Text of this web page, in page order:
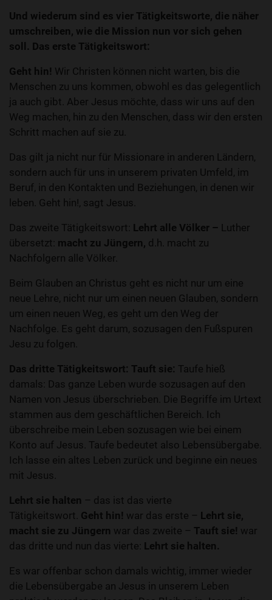
Und wiederum sind es vier Tätigkeitsworte, die näher
umschreiben, wie die Mission nun vor sich gehen
soll. Das erste Tätigkeitswort:
Geht hin! Wir Christen können nicht warten, bis die
Menschen zu uns kommen, obwohl es das gelegentlich
ja auch gibt. Aber Jesus möchte, dass wir uns auf den
Weg machen, hin zu den Menschen, dass wir den ersten
Schritt machen auf sie zu.
Das gilt ja nicht nur für Missionare in anderen Ländern,
sondern auch für uns in unserem privaten Umfeld, im
Beruf, in den Kontakten und Beziehungen, in denen wir
leben. Geht hin!, sagt Jesus.
Das zweite Tätigkeitswort: Lehrt alle Völker – Luther
übersetzt: macht zu Jüngern, d.h. macht zu
Nachfolgern alle Völker.
Beim Glauben an Christus geht es nicht nur um eine
neue Lehre, nicht nur um einen neuen Glauben, sondern
um einen neuen Weg, es geht um den Weg der
Nachfolge. Es geht darum, sozusagen den Fußspuren
Jesu zu folgen.
Das dritte Tätigkeitswort: Tauft sie: Taufe hieß
damals: Das ganze Leben wurde sozusagen auf den
Namen von Jesus überschrieben. Die Begriffe im Urtext
stammen aus dem geschäftlichen Bereich. Ich
überschreibe mein Leben sozusagen wie bei einem
Konto auf Jesus. Taufe bedeutet also Lebensübergabe.
Ich lasse ein altes Leben zurück und beginne ein neues
mit Jesus.
Lehrt sie halten – das ist das vierte
Tätigkeitswort. Geht hin! war das erste – Lehrt sie,
macht sie zu Jüngern war das zweite – Tauft sie! war
das dritte und nun das vierte: Lehrt sie halten.
Es war offenbar schon damals wichtig, immer wieder
die Lebensübergabe an Jesus in unserem Leben